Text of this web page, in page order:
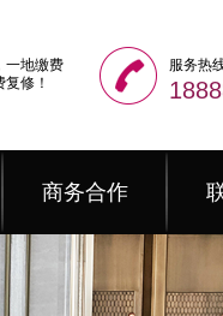
一地缴费
修！
服务热
商务合作